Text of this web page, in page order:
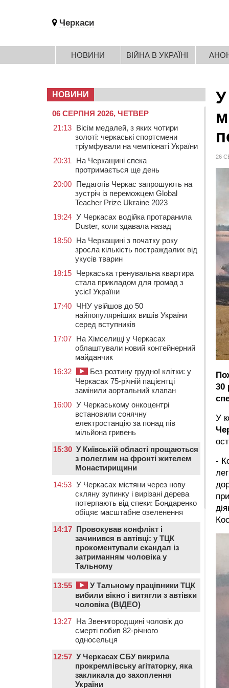
Черкаси
НОВИНИ ВІЙНА В УКРАЇНІ
У
26
30
У
-
НОВИНИ
06 СЕРПНЯ 2026, ЧЕТВЕР
21:13 Вісім медалей, з яких чотири
золоті: черкаські спортсмени
тріумфували на чемпіонаті України
20:31
На Черкащині спека
протримається ще день
20:00 Педагогів Черкас запрошують на
зустріч із переможцем Global
Teacher Prize Ukraine 2023
19:24 У Черкасах водійка протаранила
Duster, коли здавала назад
18:50 На Черкащині з початку року
зросла кількість постраждалих від
укусів тварин
18:15 Черкаська тренувальна квартира
стала прикладом для громад з
усієї України
17:40 ЧНУ увійшов до 50
найпопулярніших вишів України
серед вступників
17:07 На Хімселищі у Черкасах
облаштували новий контейнерний
майданчик
16:32
Без розтину грудної клітки: у
Черкасах 75-річній пацієнтці
замінили аортальний клапан
16:00 У Черкаському онкоцентрі
встановили сонячну
електростанцію за понад пів
мільйона гривень
15:30 У Київській області прощаються
з полеглим на фронті жителем
Монастирищини
14:53 У Черкасах містяни через нову
скляну зупинку і вирізані дерева
потерпають від спеки: Бондаренко
обіцяє масштабне озеленення
14:17 Провокував конфлікт і
зачинився в автівці: у ТЦК
прокоментували скандал із
затриманням чоловіка у
Тальному
13:55
У Тальному працівники ТЦК
вибили вікно і витягли з автівки
чоловіка (ВІДЕО)
13:27 На Звенигородщині чоловік до
смерті побив 82-річного
односельця
12:57 У Черкасах СБУ викрила
прокремлівську агітаторку, яка
закликала до захоплення
України